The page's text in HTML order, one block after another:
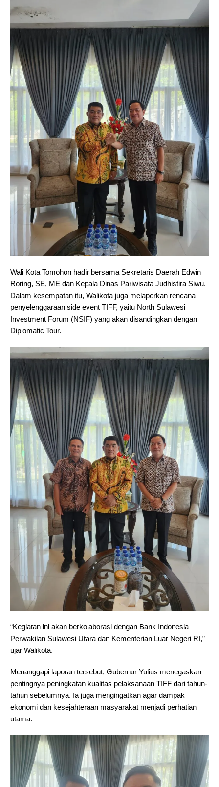
Wali Kota Tomohon hadir bersama Sekretaris Daerah Edwin
Roring, SE, ME dan Kepala Dinas Pariwisata Judhistira Siwu.
Dalam kesempatan itu, Walikota juga melaporkan rencana
penyelenggaraan side event TIFF, yaitu North Sulawesi
Investment Forum (NSIF) yang akan disandingkan dengan
Diplomatic Tour.
“Kegiatan ini akan berkolaborasi dengan Bank Indonesia
Perwakilan Sulawesi Utara dan Kementerian Luar Negeri RI,”
ujar Walikota.
Menanggapi laporan tersebut, Gubernur Yulius menegaskan
pentingnya peningkatan kualitas pelaksanaan TIFF dari tahun-
tahun sebelumnya. Ia juga mengingatkan agar dampak
ekonomi dan kesejahteraan masyarakat menjadi perhatian
utama.